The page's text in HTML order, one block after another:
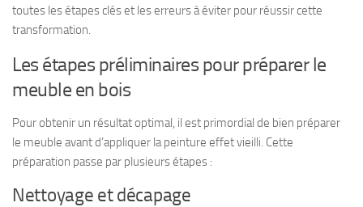
toutes les étapes clés et les erreurs à éviter pour réussir cette
transformation.
Les étapes préliminaires pour préparer le
meuble en bois
Pour obtenir un résultat optimal, il est primordial de bien préparer
le meuble avant d’appliquer la peinture effet vieilli. Cette
préparation passe par plusieurs étapes :
Nettoyage et décapage